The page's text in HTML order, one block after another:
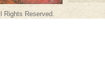
Rights Reserved.